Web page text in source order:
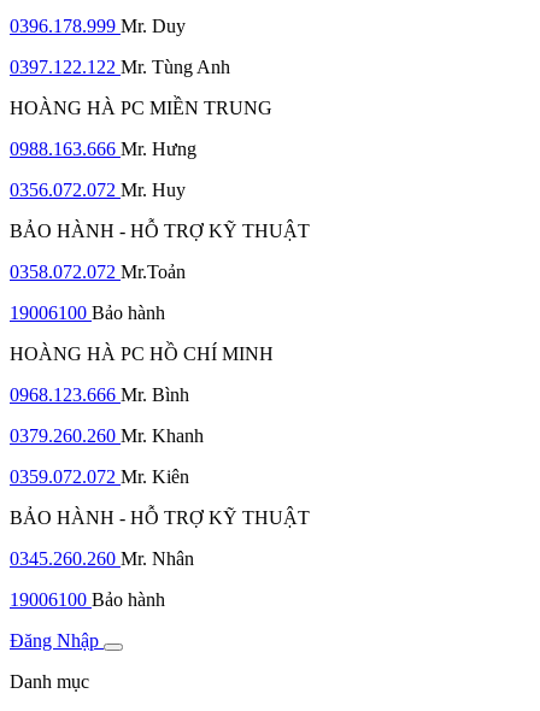
0396.178.999 Mr. Duy
0397.122.122 Mr. Tùng Anh
HOÀNG HÀ PC MIỀN TRUNG
0988.163.666 Mr. Hưng
0356.072.072 Mr. Huy
BẢO HÀNH - HỖ TRỢ KỸ THUẬT
0358.072.072 Mr.Toản
19006100 Bảo hành
HOÀNG HÀ PC HỒ CHÍ MINH
0968.123.666 Mr. Bình
0379.260.260 Mr. Khanh
0359.072.072 Mr. Kiên
BẢO HÀNH - HỖ TRỢ KỸ THUẬT
0345.260.260 Mr. Nhân
19006100 Bảo hành
Đăng Nhập
Danh mục